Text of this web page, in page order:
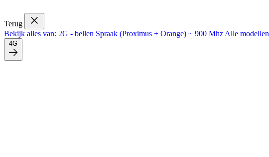
Terug
Bekijk alles van: 2G - bellen Spraak (Proximus + Orange) ~ 900 Mhz Alle modellen
4G